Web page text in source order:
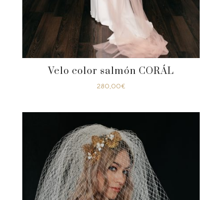
Velo color salmón CORÁL
280,00€